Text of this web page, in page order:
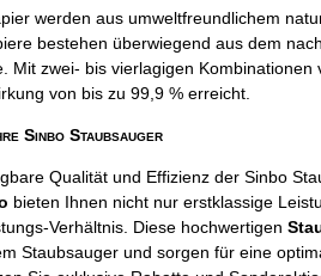
werden aus umweltfreundlichem
bestehen überwiegend aus dem
Mit zwei- bis vierlagigen Kombinationen
von bis zu 99,9 % erreicht.
Sinbo Staubsauger
Qualität und Effizienz der Sinbo
bieten Ihnen nicht nur erstklassige
Verhältnis. Diese hochwertigen
Staubsauger und sorgen für eine